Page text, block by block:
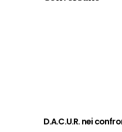
D.A.C.U.R. nei